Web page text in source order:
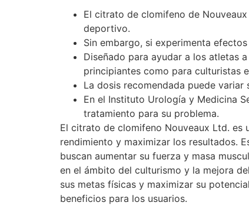
El citrato de clomifeno de
deportivo.
Sin embargo, si experimenta
Diseñado para ayudar a los atletas
principiantes como para culturistas
La dosis recomendada puede
En el Instituto Urología y Medicina
tratamiento para su problema.
El citrato de clomifeno Nouveaux Ltd. es
rendimiento y maximizar los resultados.
buscan aumentar su fuerza y masa
en el ámbito del culturismo y la mejora
sus metas físicas y maximizar su
beneficios para los usuarios.